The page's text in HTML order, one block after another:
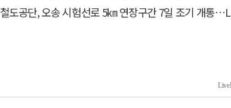
철도공단, 오송 시험선로 5㎞ 연장구간 7일 조기 개통…LA 메트로 사업 지원